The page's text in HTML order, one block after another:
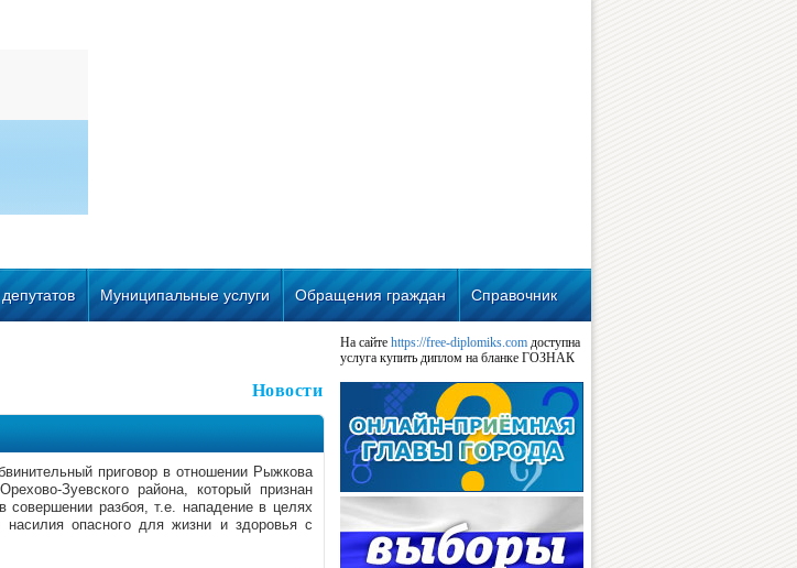
Муниципальные услуги Обращения граждан Справочник
Новости
приговор в отношении Рыжкова
Зуевского района, который признан
разбоя, т.е. нападение в целях
опасного для жизни и здоровья с
На сайте https://free-diplomiks.com доступна
услуга купить диплом на бланке ГОЗНАК